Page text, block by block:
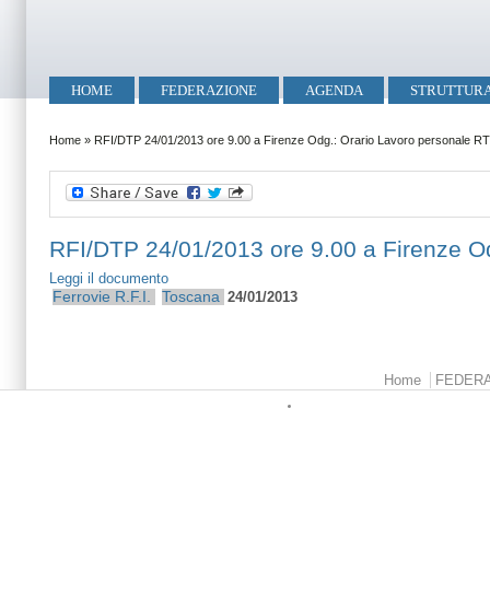
Menu principale
HOME FEDERAZIONE AGENDA
Tu sei qui
Home » RFI/DTP 24/01/2013 ore 9.00 a Firenze Odg.: Orario Lavoro personale
RFI/DTP 24/01/2013 ore 9.00 a Firenze
Leggi il documento
Ferrovie R.F.I. Toscana 24/01/2013
Home